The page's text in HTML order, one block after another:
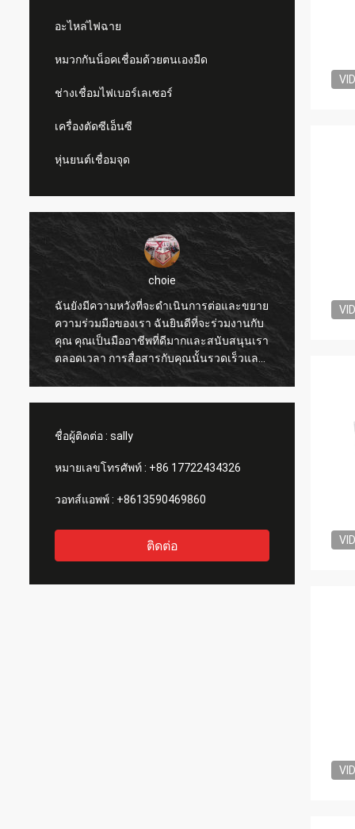
อะไหล่ไฟฉาย
หมวกกันน็อคเชื่อมด้วยตนเองมืด
ช่างเชื่อมไฟเบอร์เลเซอร์
เครื่องตัดซีเอ็นซี
หุ่นยนต์เชื่อมจุด
choie
ฉันยังมีความหวังที่จะดำเนินการต่อและขยาย
ความร่วมมือของเรา ฉันยินดีที่จะร่วมงานกับ
คุณ คุณเป็นมืออาชีพที่ดีมากและสนับสนุนเรา
ตลอดเวลา การสื่อสารกับคุณนั้นรวดเร็วและ
นี่คือสิ่งที่สำคัญที่สุด
ฉันยิ
ปรับ
ชื่อผู้ติดต่อ : sally
หมายเลขโทรศัพท์ : +86 17722434326
วอทส์แอพพ์ : +8613590469860
ติดต่อ